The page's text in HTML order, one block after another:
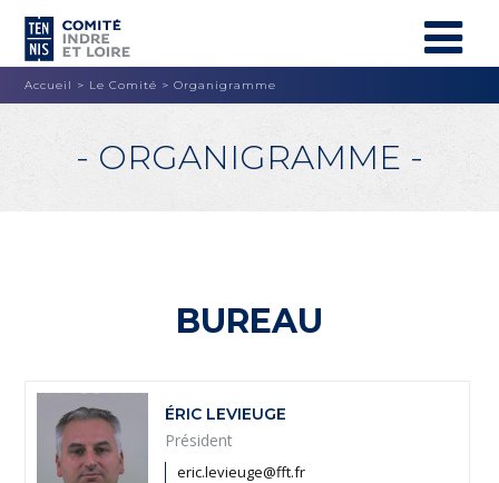
Accueil > Le Comité >Organigramme
- ORGANIGRAMME -
BUREAU
ÉRIC LEVIEUGE
Président
eric.levieuge@fft.fr